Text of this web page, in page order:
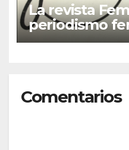
La revista
periodismo
Comentarios